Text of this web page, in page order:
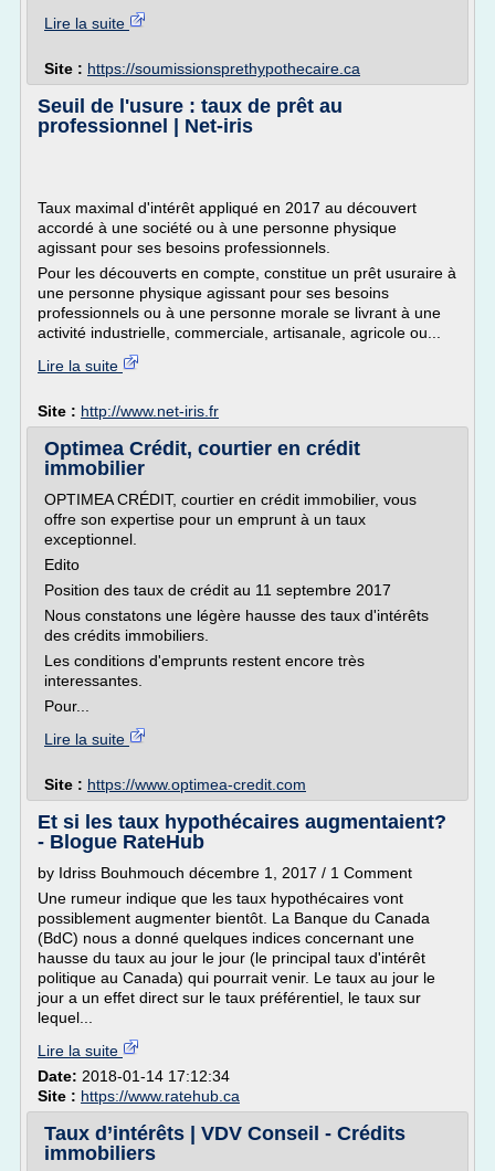
Lire la suite
Site : https://soumissionsprethypothecaire.ca
Seuil de l'usure : taux de prêt au
professionnel | Net-iris
Taux maximal d'intérêt appliqué en 2017 au découvert
accordé à une société ou à une personne physique
agissant pour ses besoins professionnels.
Pour les découverts en compte, constitue un prêt usuraire à
une personne physique agissant pour ses besoins
professionnels ou à une personne morale se livrant à une
activité industrielle, commerciale, artisanale, agricole ou...
Lire la suite
Site : http://www.net-iris.fr
Optimea Crédit, courtier en crédit
immobilier
OPTIMEA CRÉDIT, courtier en crédit immobilier, vous
offre son expertise pour un emprunt à un taux
exceptionnel.
Edito
Position des taux de crédit au 11 septembre 2017
Nous constatons une légère hausse des taux d'intérêts
des crédits immobiliers.
Les conditions d'emprunts restent encore très
interessantes.
Pour...
Lire la suite
Site : https://www.optimea-credit.com
Et si les taux hypothécaires augmentaient?
- Blogue RateHub
by Idriss Bouhmouch décembre 1, 2017 / 1 Comment
Une rumeur indique que les taux hypothécaires vont
possiblement augmenter bientôt. La Banque du Canada
(BdC) nous a donné quelques indices concernant une
hausse du taux au jour le jour (le principal taux d'intérêt
politique au Canada) qui pourrait venir. Le taux au jour le
jour a un effet direct sur le taux préférentiel, le taux sur
lequel...
Lire la suite
Date: 2018-01-14 17:12:34
Site : https://www.ratehub.ca
Taux d’intérêts | VDV Conseil - Crédits
immobiliers